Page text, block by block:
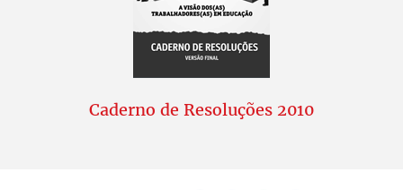
Caderno de Resoluções 2010